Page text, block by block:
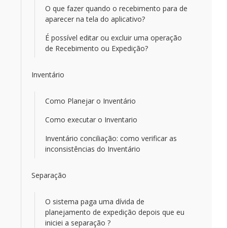
O que fazer quando o recebimento para de
aparecer na tela do aplicativo?
É possível editar ou excluir uma operação
de Recebimento ou Expedição?
Inventário
Como Planejar o Inventário
Como executar o Inventario
Inventário conciliação: como verificar as
inconsistências do Inventário
Separação
O sistema paga uma dívida de
planejamento de expedição depois que eu
iniciei a separação ?